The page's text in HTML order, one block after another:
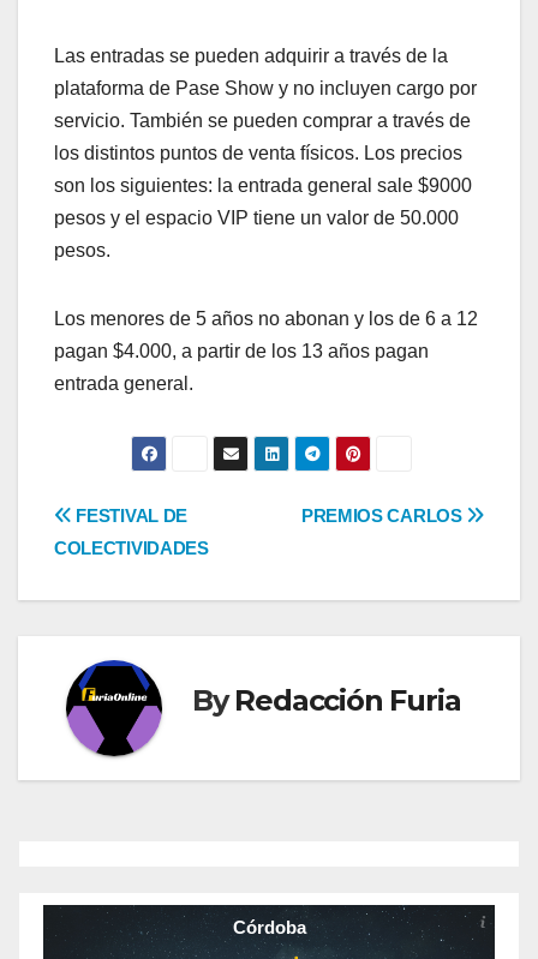
Las entradas se pueden adquirir a través de la
plataforma de Pase Show y no incluyen cargo por
servicio. También se pueden comprar a través de
los distintos puntos de venta físicos. Los precios
son los siguientes: la entrada general sale $9000
pesos y el espacio VIP tiene un valor de 50.000
pesos.
Los menores de 5 años no abonan y los de 6 a 12
pagan $4.000, a partir de los 13 años pagan
entrada general.
Navegación
PREMIOS CARLOS
FESTIVAL DE
COLECTIVIDADES
ByRedacción Furia
Córdoba